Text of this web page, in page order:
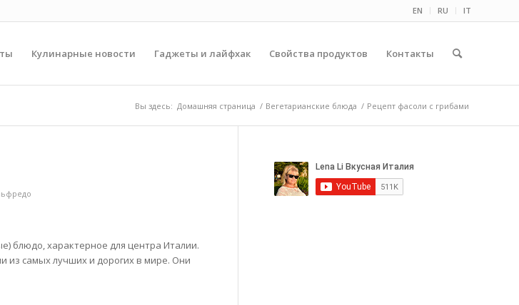
EN RU IT
Кулинарные новости Гаджеты и лайфхак Свойства продуктов Контакты
Вы здесь: Домашняя страница / Вегетарианские блюда / Рецепт фасоли с грибами
блюдо, характерное для центра Италии.
из самых лучших и дорогих в мире. Они